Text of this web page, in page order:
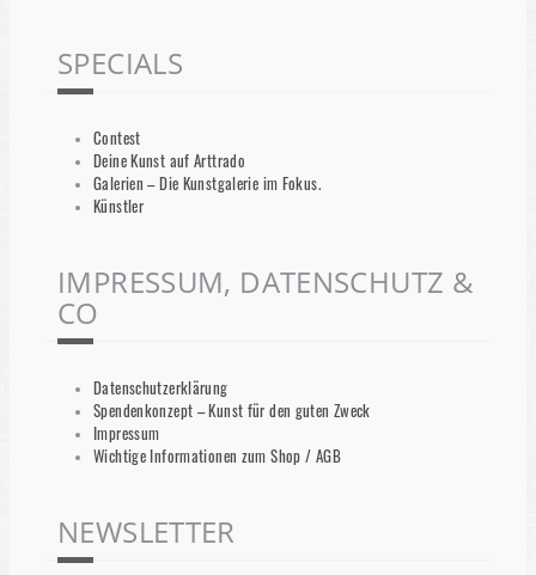
SPECIALS
Contest
Deine Kunst auf Arttrado
Galerien – Die Kunstgalerie im Fokus.
Künstler
IMPRESSUM, DATENSCHUTZ &
CO
Datenschutzerklärung
Spendenkonzept – Kunst für den guten Zweck
Impressum
Wichtige Informationen zum Shop / AGB
NEWSLETTER